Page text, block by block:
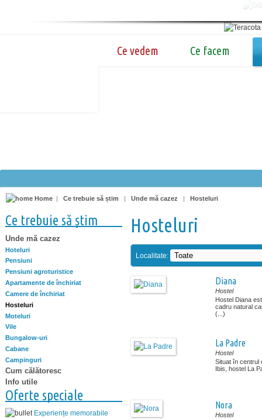
Ce vedem Ce facem
Home | Ce trebuie să știm | Unde mă cazez | Hosteluri
Ce trebuie să știm
Unde mă cazez
Hoteluri
Pensiuni
Pensiuni agroturistice
Apartamente de închiriat
Camere de închiriat
Hosteluri
Moteluri
Vile
Bungalow-uri
Cabane
Campinguri
Cum călătoresc
Info utile
Oferte speciale
Experiențe memorabile
Hosteluri
Localitate:
Diana
Hostel
Hostel Diana
cadru natural
(...)
La Padre
Hostel
Situat în centrul
Ibis, hostel La
Nora
Hostel